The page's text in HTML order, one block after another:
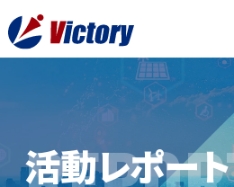
事業紹介
最
お
活動レポート